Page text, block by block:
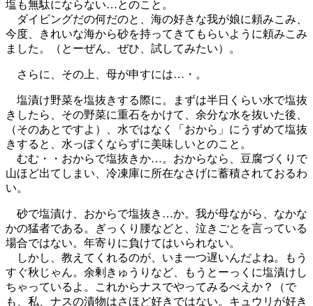
塩も無駄にならない…とのこと。
ダイビングだの何だのと、海の好きな我が娘に頼みこみ、
今度、きれいな海から砂を持ってきてもらいように頼みこみ
ました。（とーぜん、ぜひ、試してみたい）。
さらに、その上、母が申すには…・。
塩漬け野菜を塩抜きする際に。まずは半日くらい水で塩抜
きしたら、その野菜に重石をかけて、余分な水を抜いた後、
（そのあとですよ）、水ではなく「おから」にうずめて塩抜
きすると、水っぽくならずに美味しいとのこと。
むむ・・おからで塩抜きか…。おからなら、豆腐づくりで
山ほど出てしまい、冷凍庫に所在なさげに蓄積されておるわ
い。
砂で塩漬け、おからで塩抜き…か。我が母ながら、なかな
かの猛者である。ぎっくり腰などと、泣きごとを言っている
場合ではない。年寄りに負けてはいられない。
しかし、教えてくれるのが、いま一つ遅いんだよね。もう
すぐ秋じゃん。余剰きゅうりなど、もうとーっくに塩漬けし
ちゃっているよ。これからナスでやってみるべえか？（で
も、私、ナスの漬物はさほど好きではない。キュウリが好き